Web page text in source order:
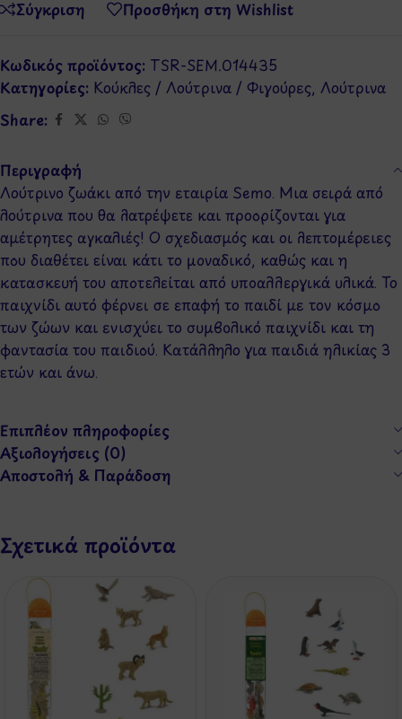
Σύγκριση
Προσθήκη στη Wishlist
Κωδικός προϊόντος: TSR-SEM.014435
Κατηγορίες: Κούκλες / Λούτρινα / Φιγούρες, Λούτρινα
Share:
Περιγραφή
Λούτρινο ζωάκι από την εταιρία Semo. Μια σειρά από
λούτρινα που θα λατρέψετε και προορίζονται για
αμέτρητες αγκαλιές! Ο σχεδιασμός και οι λεπτομέρειες
που διαθέτει είναι κάτι το μοναδικό, καθώς και η
κατασκευή του αποτελείται από υποαλλεργικά υλικά. Το
παιχνίδι αυτό φέρνει σε επαφή το παιδί με τον κόσμο
των ζώων και ενισχύει το συμβολικό παιχνίδι και τη
φαντασία του παιδιού. Κατάλληλο για παιδιά ηλικίας 3
ετών και άνω.
Επιπλέον πληροφορίες
Αξιολογήσεις (0)
Αποστολή & Παράδοση
Σχετικά προϊόντα